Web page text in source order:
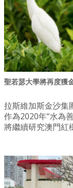
聖若瑟大學將再度獲
拉斯維加斯金沙集
作為2020年“水為
將繼續研究澳門紅